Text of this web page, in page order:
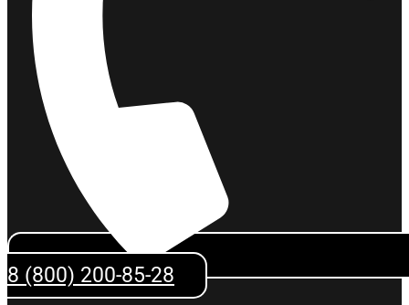
8 (800) 200-85-28